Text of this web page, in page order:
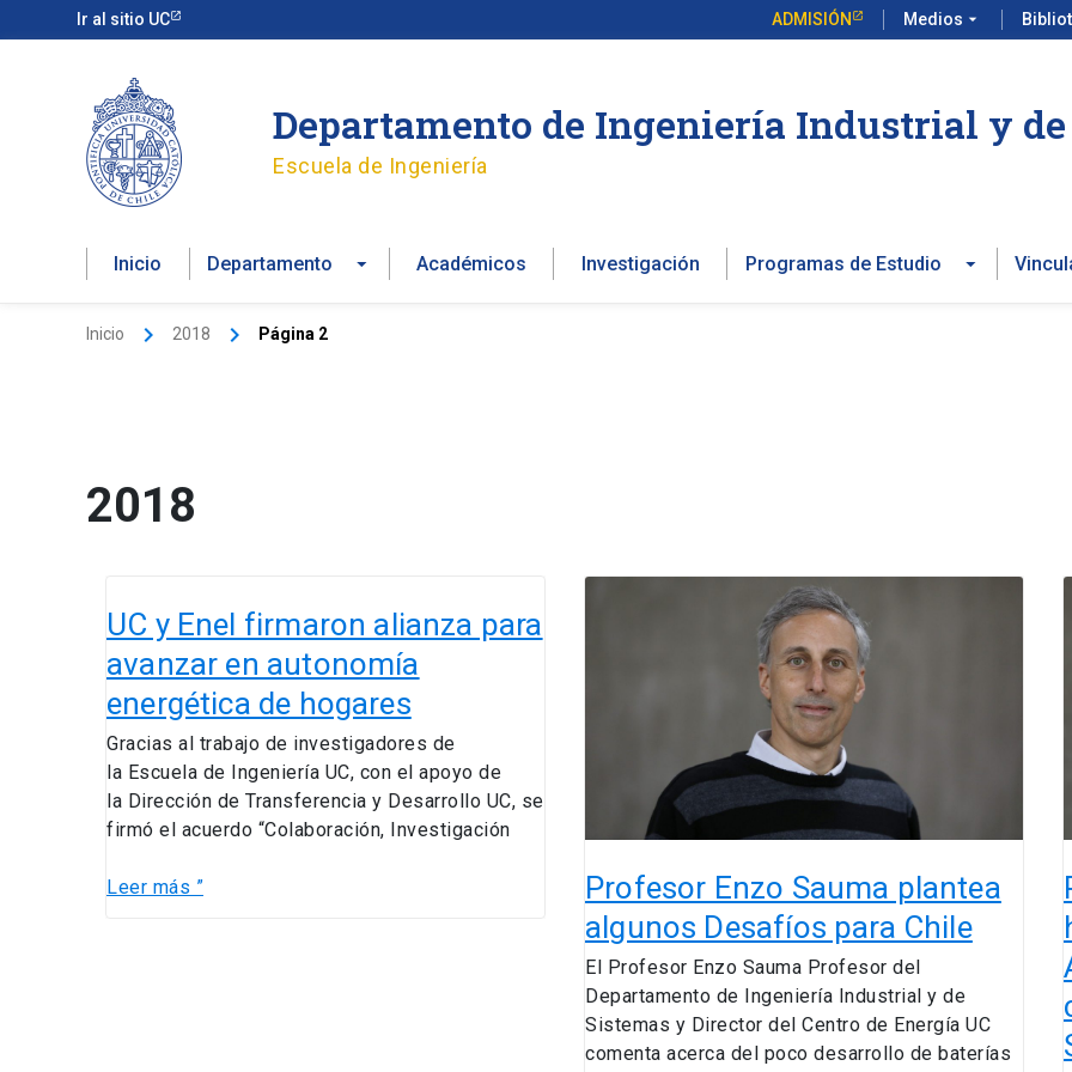
Ir al sitio UC ADMISIÓN Medios arrow_drop_down
al
Departamento de Ingeniería Industrial y
Escuela de Ingeniería
Inicio Departamento Académicos Investigación Programas de Estudio
Inicio 2018 Página 2
2018
UC y Enel firmaron alianza para
avanzar en autonomía
energética de hogares
Gracias al trabajo de investigadores de
la Escuela de Ingeniería UC, con el apoyo de
la Dirección de Transferencia y Desarrollo UC, se
firmó el acuerdo “Colaboración, Investigación
y
Enel
firmaron
alianza
para
avanzar
en
autonomía
deLeer más ”
Profesor Enzo Sauma plantea
algunos Desafíos para Chile
El Profesor Enzo Sauma Profesor del
Departamento de Ingeniería Industrial y de
Sistemas y Director del Centro de Energía UC
comenta acerca del poco desarrollo de baterías